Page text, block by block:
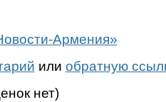
Армения»
или обратную
нет)